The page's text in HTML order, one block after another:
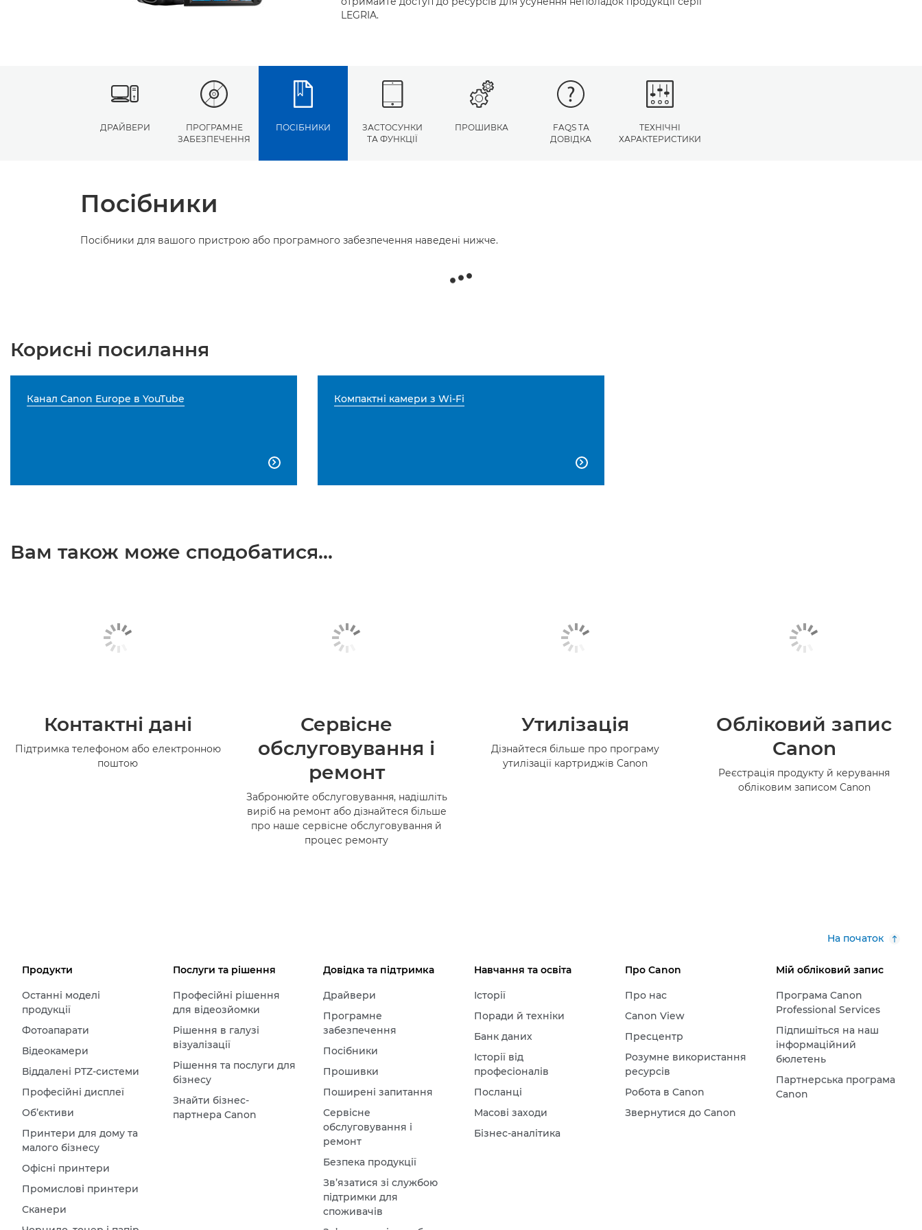
LEGRIA.
ДРАЙВЕРИ
ПРОГРАМНЕ
ЗАБЕЗПЕЧЕННЯ
ПОСІБНИКИ
ЗАСТОСУНКИ
ТА ФУНКЦІЇ
ПРОШИВКА
FAQS ТА
ДОВІДКА
ТЕХНІЧНІ
ХАРАКТЕРИСТИКИ
Посібники
Посібники для вашого пристрою або програмного забезпечення наведені нижче.
Корисні посилання
Канал Canon Europe в YouTube

Компактні камери з Wi-Fi

Вам також може сподобатися...
Контактні дані
Підтримка телефоном або електронною
поштою
Сервісне
обслуговування і
ремонт
Забронюйте обслуговування, надішліть
виріб на ремонт або дізнайтеся більше
про наше сервісне обслуговування й
процес ремонту
Утилізація
Дізнайтеся більше про програму
утилізації картриджів Canon
Обліковий запис
Canon
Реєстрація продукту й керування
обліковим записом Canon
На початок
Продукти
Останні моделі
продукції
Фотоапарати
Відеокамери
Віддалені PTZ-системи
Професійні дисплеї
Об’єктиви
Принтери для дому та
малого бізнесу
Офісні принтери
Промислові принтери
Сканери
Послуги та рішення
Професійні рішення
для відеозйомки
Рішення в галузі
візуалізації
Рішення та послуги для
бізнесу
Знайти бізнес-
партнера Canon
Довідка та підтримка
Драйвери
Програмне
забезпечення
Посібники
Прошивки
Поширені запитання
Сервісне
обслуговування і
ремонт
Безпека продукції
Зв’язатися зі службою
підтримки для
споживачів
Навчання та освіта
Історії
Поради й техніки
Банк даних
Історії від
професіоналів
Посланці
Масові заходи
Бізнес-аналітика
Про Canon
Про нас
Canon View
Пресцентр
Розумне використання
ресурсів
Робота в Canon
Звернутися до Canon
Мій обліковий запис
Програма Canon
Professional Services
Підпишіться на наш
інформаційний
бюлетень
Партнерська програма
Canon